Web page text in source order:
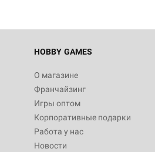
HOBBY GAMES
О магазине
Франчайзинг
Игры оптом
Корпоративные подарки
Работа у нас
Новости